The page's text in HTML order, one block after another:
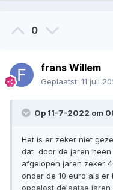
0
frans Willem
Geplaatst: 11 juli
Op 11-7-2022 om
Het is er zeker niet
dat door de jaren heen
afgelopen jaren zeker
onder de 10 euro als
opgelost delaatse